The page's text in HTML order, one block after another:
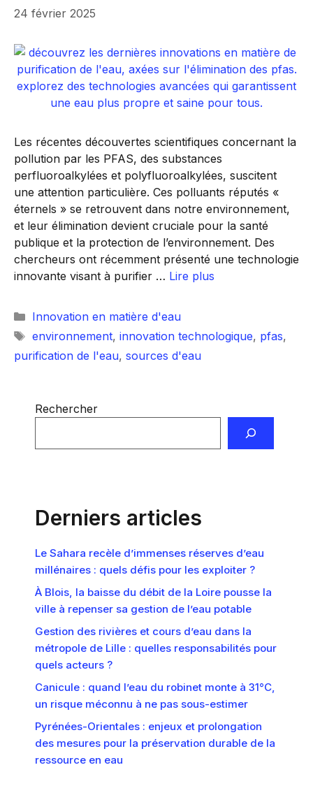
24 février 2025
Les récentes découvertes scientifiques concernant la
pollution par les PFAS, des substances
perfluoroalkylées et polyfluoroalkylées, suscitent
une attention particulière. Ces polluants réputés «
éternels » se retrouvent dans notre environnement,
et leur élimination devient cruciale pour la santé
publique et la protection de l’environnement. Des
chercheurs ont récemment présenté une technologie
innovante visant à purifier … Lire plus
Catégories
Innovation en matière d'eau
Étiquettes
environnement, innovation technologique, pfas,
purification de l'eau, sources d'eau
Rechercher
Derniers articles
Le Sahara recèle d’immenses réserves d’eau
millénaires : quels défis pour les exploiter ?
À Blois, la baisse du débit de la Loire pousse la
ville à repenser sa gestion de l’eau potable
Gestion des rivières et cours d’eau dans la
métropole de Lille : quelles responsabilités pour
quels acteurs ?
Canicule : quand l’eau du robinet monte à 31°C,
un risque méconnu à ne pas sous-estimer
Pyrénées-Orientales : enjeux et prolongation
des mesures pour la préservation durable de la
ressource en eau